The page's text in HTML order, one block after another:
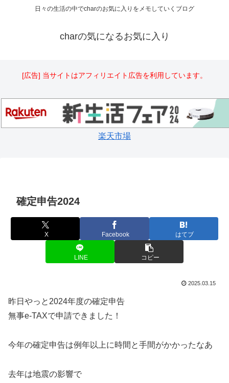
日々の生活の中でcharのお気に入りをメモしていくブログ
charの気になるお気に入り
[広告] 当サイトはアフィリエイト広告を利用しています。
楽天市場
確定申告2024
X Facebook はてブ
LINE コピー
2025.03.15
昨日やっと2024年度の確定申告
無事e-TAXで申請できました！
今年の確定申告は例年以上に時間と手間がかかったなあ
去年は地震の影響で